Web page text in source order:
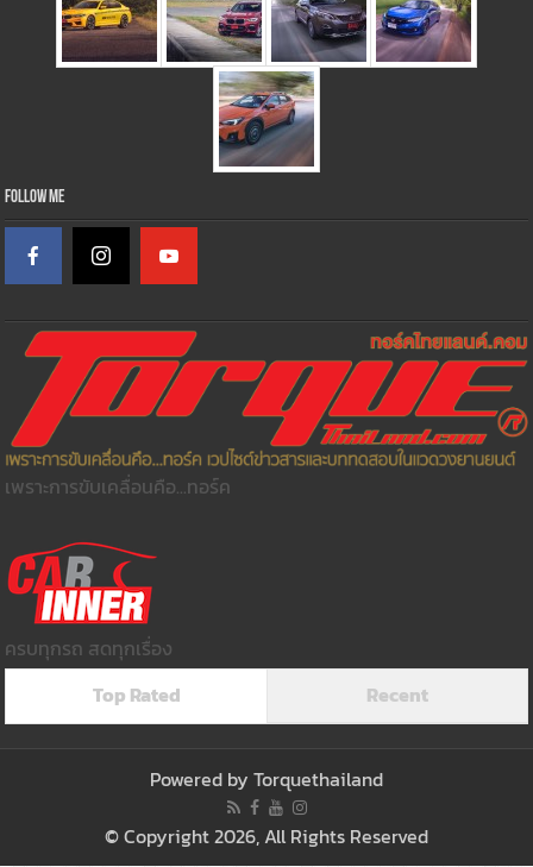
Follow Me
เพราะการขับเคลื่อนคือ...ทอร์ค
ครบทุกรถ สดทุกเรื่อง
Top Rated
Recent
Powered by Torquethailand
© Copyright 2026, All Rights Reserved